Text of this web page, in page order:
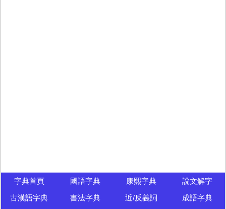
字典首頁 國語字典 康熙字典
說文解字
古漢語字典
書法字典 近/反義詞 成語字典